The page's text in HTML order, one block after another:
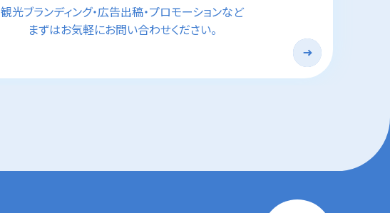
観光ブランディング・広告出稿・プロモーションなど
まずはお気軽にお問い合わせください。